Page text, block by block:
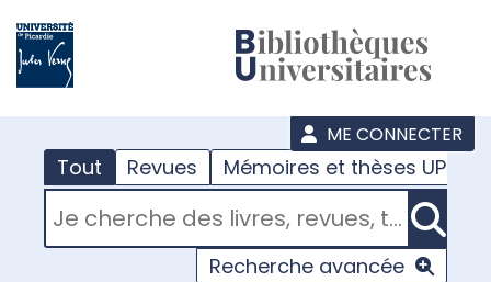
ME CONNECTER
Tout Revues Mémoires et thèses UPJV
RECHERCHER DANS "TOUT"
Recherche avancée